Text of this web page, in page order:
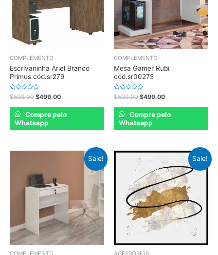
COMPLEMENTO
Escrivaninha Ariel Branco
Primus cód.sr279
Rated
0
out
$599.00 $499.00
Compre pelo
Whatsapp
COMPLEMENTO
Mesa Gamer Rubi
cód.sr00275
Rated
0
out
$599.00 $499.00
Compre pelo
Whatsapp
Sale! Sale!